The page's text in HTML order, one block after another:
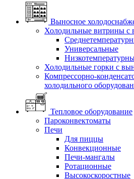
Выносное
Холодильные витрины с
Универсальные
Холодильные горки с
Компрессорно-
холодильного
Тепловое оборудование
Пароконвектоматы
Печи
Для пиццы
Конвекционные
Печи-мангалы
Ротационные
Высокоскоростные